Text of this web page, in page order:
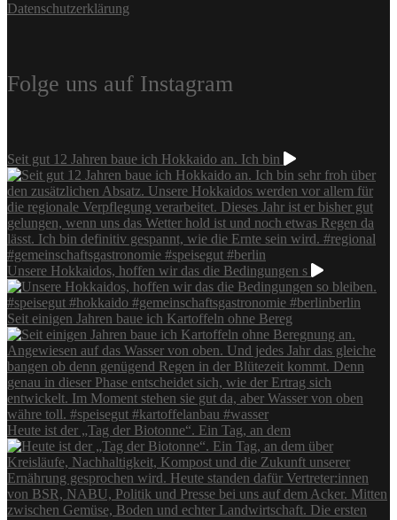
Datenschutzerklärung
Folge uns auf Instagram
Seit gut 12 Jahren baue ich Hokkaido an. Ich bin
Unsere Hokkaidos, hoffen wir das die Bedingungen s
Seit einigen Jahren baue ich Kartoffeln ohne Bereg
Heute ist der „Tag der Biotonne“. Ein Tag, an dem